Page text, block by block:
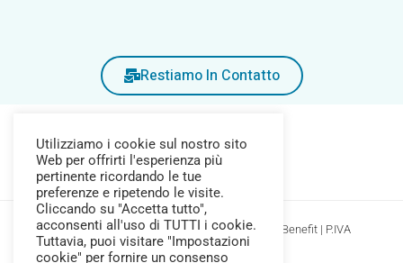
Restiamo In Contatto
Copyright © 2026 Farmacia Pozzi Srl Società Benefit | P.IVA
04377690245
Utilizziamo i cookie sul nostro sito
Web per offrirti l'esperienza più
pertinente ricordando le tue
preferenze e ripetendo le visite.
Cliccando su "Accetta tutto",
acconsenti all'uso di TUTTI i cookie.
Tuttavia, puoi visitare "Impostazioni
cookie" per fornire un consenso